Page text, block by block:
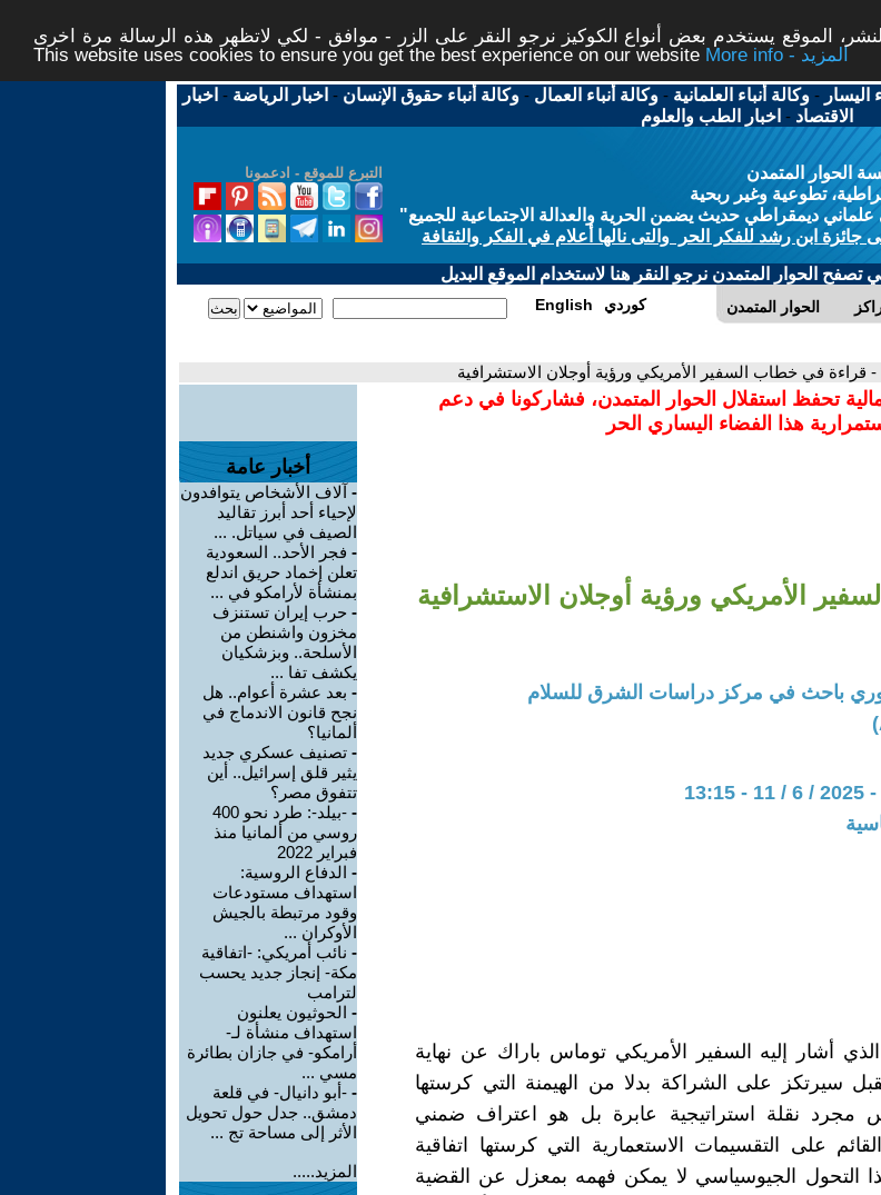
الموقع يستخدم بعض أنواع الكوكيز نرجو النقر على الزر - موافق - لكي لاتظهر هذه الرسالة مرة اخرى -
This website uses cookies to ensure you get the best experience on our website
More info - المزيد
اليسار -وكالة أنباء العلمانية -وكالة أنباء العمال -وكالة أنباء حقوق الإنسان - اخبار الرياضة - اخبار
الاقتصاد - اخبار الطب والعلوم
التبرع للموقع - ادعمونا
الحوار المتمدن
تطوعية وغير ربحية
ديمقراطي حديث يضمن الحرية والعدالة الاجتماعية للجميع"
جائزة ابن رشد للفكر الحر والتى نالها أعلام في الفكر والثقافة
تصفح الحوار المتمدن نرجو النقر هنا لاستخدام الموقع البديل
الحوار المتمدن English كوردي
- قراءة في خطاب السفير الأمريكي ورؤية أوجلان الاستشرافية
تحفظ استقلال الحوار المتمدن، فشاركونا في دعم
هذا الفضاء اليساري الحر
الأمريكي ورؤية أوجلان الاستشرافية
باحث في مركز دراسات الشرق للسلام
أشار إليه السفير الأمريكي توماس باراك عن نهاية
سيرتكز على الشراكة بدلا من الهيمنة التي كرستها
مجرد نقلة استراتيجية عابرة بل هو اعتراف ضمني
على التقسيمات الاستعمارية التي كرستها اتفاقية
التحول الجيوسياسي لا يمكن فهمه بمعزل عن القضية
أخبار عامة
- آلاف الأشخاص يتوافدون
لإحياء أحد أبرز تقاليد
الصيف في سياتل. ...
- فجر الأحد.. السعودية
تعلن إخماد حريق اندلع
بمنشأة لأرامكو في ...
- حرب إيران تستنزف
مخزون واشنطن من
الأسلحة.. وبزشكيان
يكشف تفا ...
- بعد عشرة أعوام.. هل
نجح قانون الاندماج في
ألمانيا؟
- تصنيف عسكري جديد
يثير قلق إسرائيل.. أين
تتفوق مصر؟
-
-بيلد-: طرد نحو 400
روسي من ألمانيا منذ
فبراير 2022
- الدفاع الروسية:
استهداف مستودعات
وقود مرتبطة بالجيش
الأوكران ...
- نائب أمريكي: -اتفاقية
مكة- إنجاز جديد يحسب
لترامب
- الحوثيون يعلنون
استهداف منشأة لـ-
أرامكو- في جازان بطائرة
مسي ...
- -أبو دانيال- في قلعة
دمشق.. جدل حول تحويل
الأثر إلى مساحة تج ...
المزيد.....